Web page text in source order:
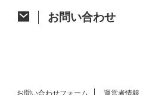
お問い合わせ
お問い合わせフォーム 運営者情報